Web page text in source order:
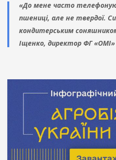
«До мене часто
пшениці, але не твердої.
кондитерським
Іщенко, директор ФГ «ОМІ»